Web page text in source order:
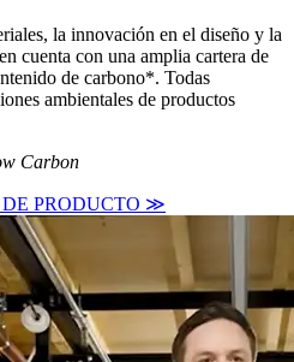
la innovación en el diseño y la
cuenta con una amplia cartera de
de carbono*. Todas
ambientales de productos
Carbon
DE PRODUCTO ≫